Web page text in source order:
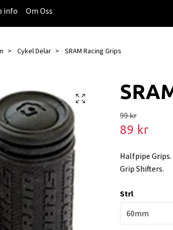
info Om Oss
Cykel Delar SRAM Racing Grips
99 kr
89 kr
Halfpipe
Grip Shifters.
Strl
60mm